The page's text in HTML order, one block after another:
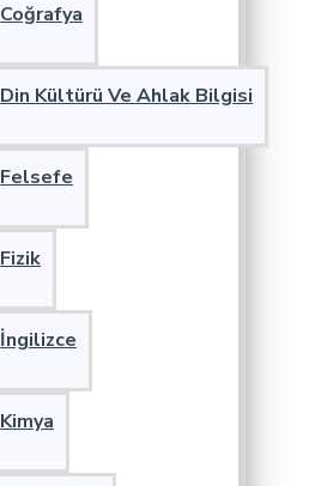
Coğrafya
Din Kültürü Ve Ahlak Bilgisi
Felsefe
Fizik
İngilizce
Kimya